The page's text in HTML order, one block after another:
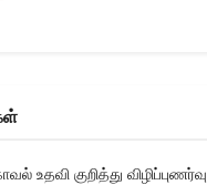
உதவி குறித்து விழிப்புணர்வு